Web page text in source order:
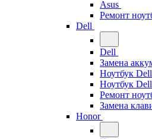
Asus
Ремонт
Dell
Dell
Замена
Ноутбук
Ноутбук
Ремонт
Замена
Honor